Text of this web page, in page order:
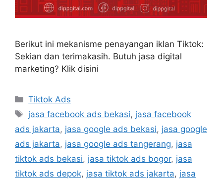
Berikut ini mekanisme penayangan iklan Tiktok:
Sekian dan terimakasih. Butuh jasa digital
marketing? Klik disini
Tiktok Ads
jasa facebook ads bekasi, jasa facebook
ads jakarta, jasa google ads bekasi, jasa google
ads jakarta, jasa google ads tangerang, jasa
tiktok ads bekasi, jasa tiktok ads bogor, jasa
tiktok ads depok, jasa tiktok ads jakarta, jasa